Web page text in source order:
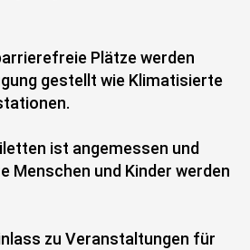
Plätze werden
gestellt wie Klimatisierte
ist angemessen und
Menschen und Kinder werden
zu Veranstaltungen für